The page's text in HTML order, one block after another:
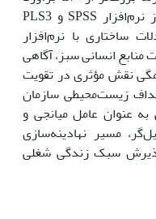
گردید. برای تجزیه‌وتحلیل داده‌ها از نرم‌افزار SPSS و PLS3
ساختاری با نرم‌افزار
انسانی سبز، آگاهی
نقش مؤثری در تقویت
زیست‌محیطی سازمان
عنوان عامل میانجی و
مسیر نهادینه‌سازی
سبک زندگی شغلی